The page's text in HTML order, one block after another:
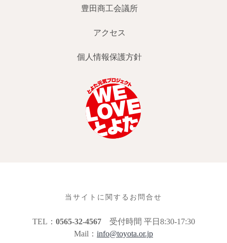
豊田商工会議所
アクセス
個人情報保護方針
当サイトに関するお問合せ
TEL： 0565-32-4567受付時間 平日8:30-17:30
Mail： info@toyota.or.jp